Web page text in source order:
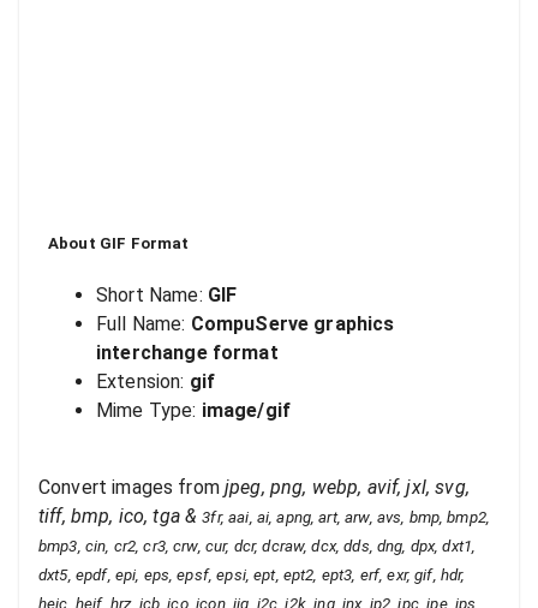
About GIF Format
Short Name: GIF
Full Name: CompuServe graphics
interchange format
Extension: gif
Mime Type: image/gif
Convert images fromjpeg, png, webp, avif, jxl, svg,
tiff, bmp, ico, tga&3fr, aai, ai, apng, art, arw, avs, bmp, bmp2,
bmp3, cin, cr2, cr3, crw, cur, dcr, dcraw, dcx, dds, dng, dpx, dxt1,
dxt5, epdf, epi, eps, epsf, epsi, ept, ept2, ept3, erf, exr, gif, hdr,
heic, heif, hrz, icb, ico, icon, iiq, j2c, j2k, jng, jnx, jp2, jpc, jpe, jps,